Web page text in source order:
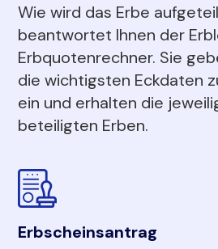
Wie wird das Erbe
beantwortet Ihnen der
Erbquotenrechner. Sie
die wichtigsten Eckdaten
ein und erhalten die
beteiligten Erben.
Erbscheinsantrag